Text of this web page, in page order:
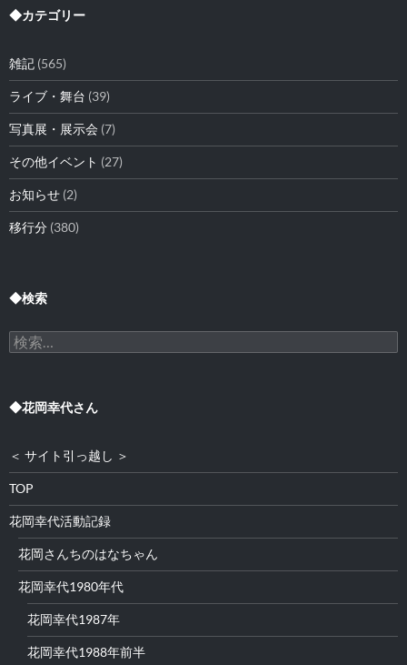
イ
◆カテゴリー
雑記 (565)
ライブ・舞台 (39)
写真展・展示会 (7)
その他イベント (27)
お知らせ (2)
移行分 (380)
◆検索
検
索:
◆花岡幸代さん
＜ サイト引っ越し ＞
TOP
花岡幸代活動記録
花岡さんちのはなちゃん
花岡幸代1980年代
花岡幸代1987年
花岡幸代1988年前半